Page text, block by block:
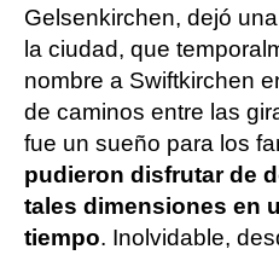
Gelsenkirchen, dejó
la ciudad, que
nombre a Swiftkirchen
de caminos entre las
fue un sueño para los
pudieron disfrutar de
tales dimensiones en
tiempo. Inolvidable,